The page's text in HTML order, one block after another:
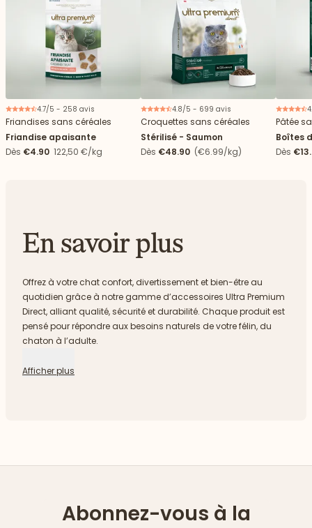
4.7/5 - 258 avis
Friandises sans céréales
Friandise apaisante
Dès €4.90 122,50 €/kg
4.8/5 - 699 avis
Croquettes sans céréales
Stérilisé - Saumon
Dès €48.90 (€6.99/kg)
Pâtée
Boîtes
stérilisé
Dès
En savoir plus
Offrez à votre chat confort, divertissement et bien-être au
quotidien grâce à notre gamme d’accessoires Ultra Premium
Direct, alliant qualité, sécurité et durabilité. Chaque produit est
pensé pour répondre aux besoins naturels de votre félin, du
chaton à l’adulte.
Afficher plus
Abonnez-vous à la